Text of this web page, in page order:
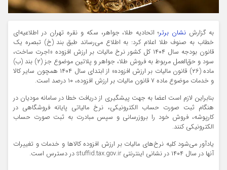
به گزارش نشان برتر؛ اتحادیه طلا، جواهر، سکه و نقره تهران در اطلاعیه‌ای
خطاب به صنوف طلا اعلام کرد: به اطلاع می‌رساند طبق بند (خ) تبصره یک
قانون بودجه سال ۱۴۰۴ کل کشور نرخ مالیات بر ارزش افزوده «اجرت ساخت،
سود و حق‌العمل مربوط به فروش طلا، جواهر و پلاتین موضوع جز (۲) بند (ب)
ماده (۲۶) قانون مالیات بر ارزش افزوده» از ابتدای سال ۱۴۰۴ همچون سایر کالا
و خدمات موضوع ماده ۷ قانون مالیات بر ارزش افزوده، ۱۰ درصد است.
بنابراین لازم است اعضا به جهت پیشگیری از دریافت خطا در سامانه مودیان در
هنگام ثبت صورت حساب الکترونیکی، نرخ مالیاتی پایانه فروشگاهی در
کارپوشه، فروش خود را بروزرسانی و سپس مبادرت به ثبت صورت حساب
الکترونیکی کنند.
یادآور می‌شود کلیه نرخ‌های مالیات بر ارزش افزوده کالاها و خدمات و تغییرات
آنها در سال ۱۴۰۴ در نشانی اینترنتی stuffid.tax.gov.ir در دسترس است.